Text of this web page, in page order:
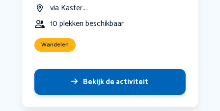
via Kaster...
10 plekken beschikbaar
Wandelen
Bekijk de activiteit